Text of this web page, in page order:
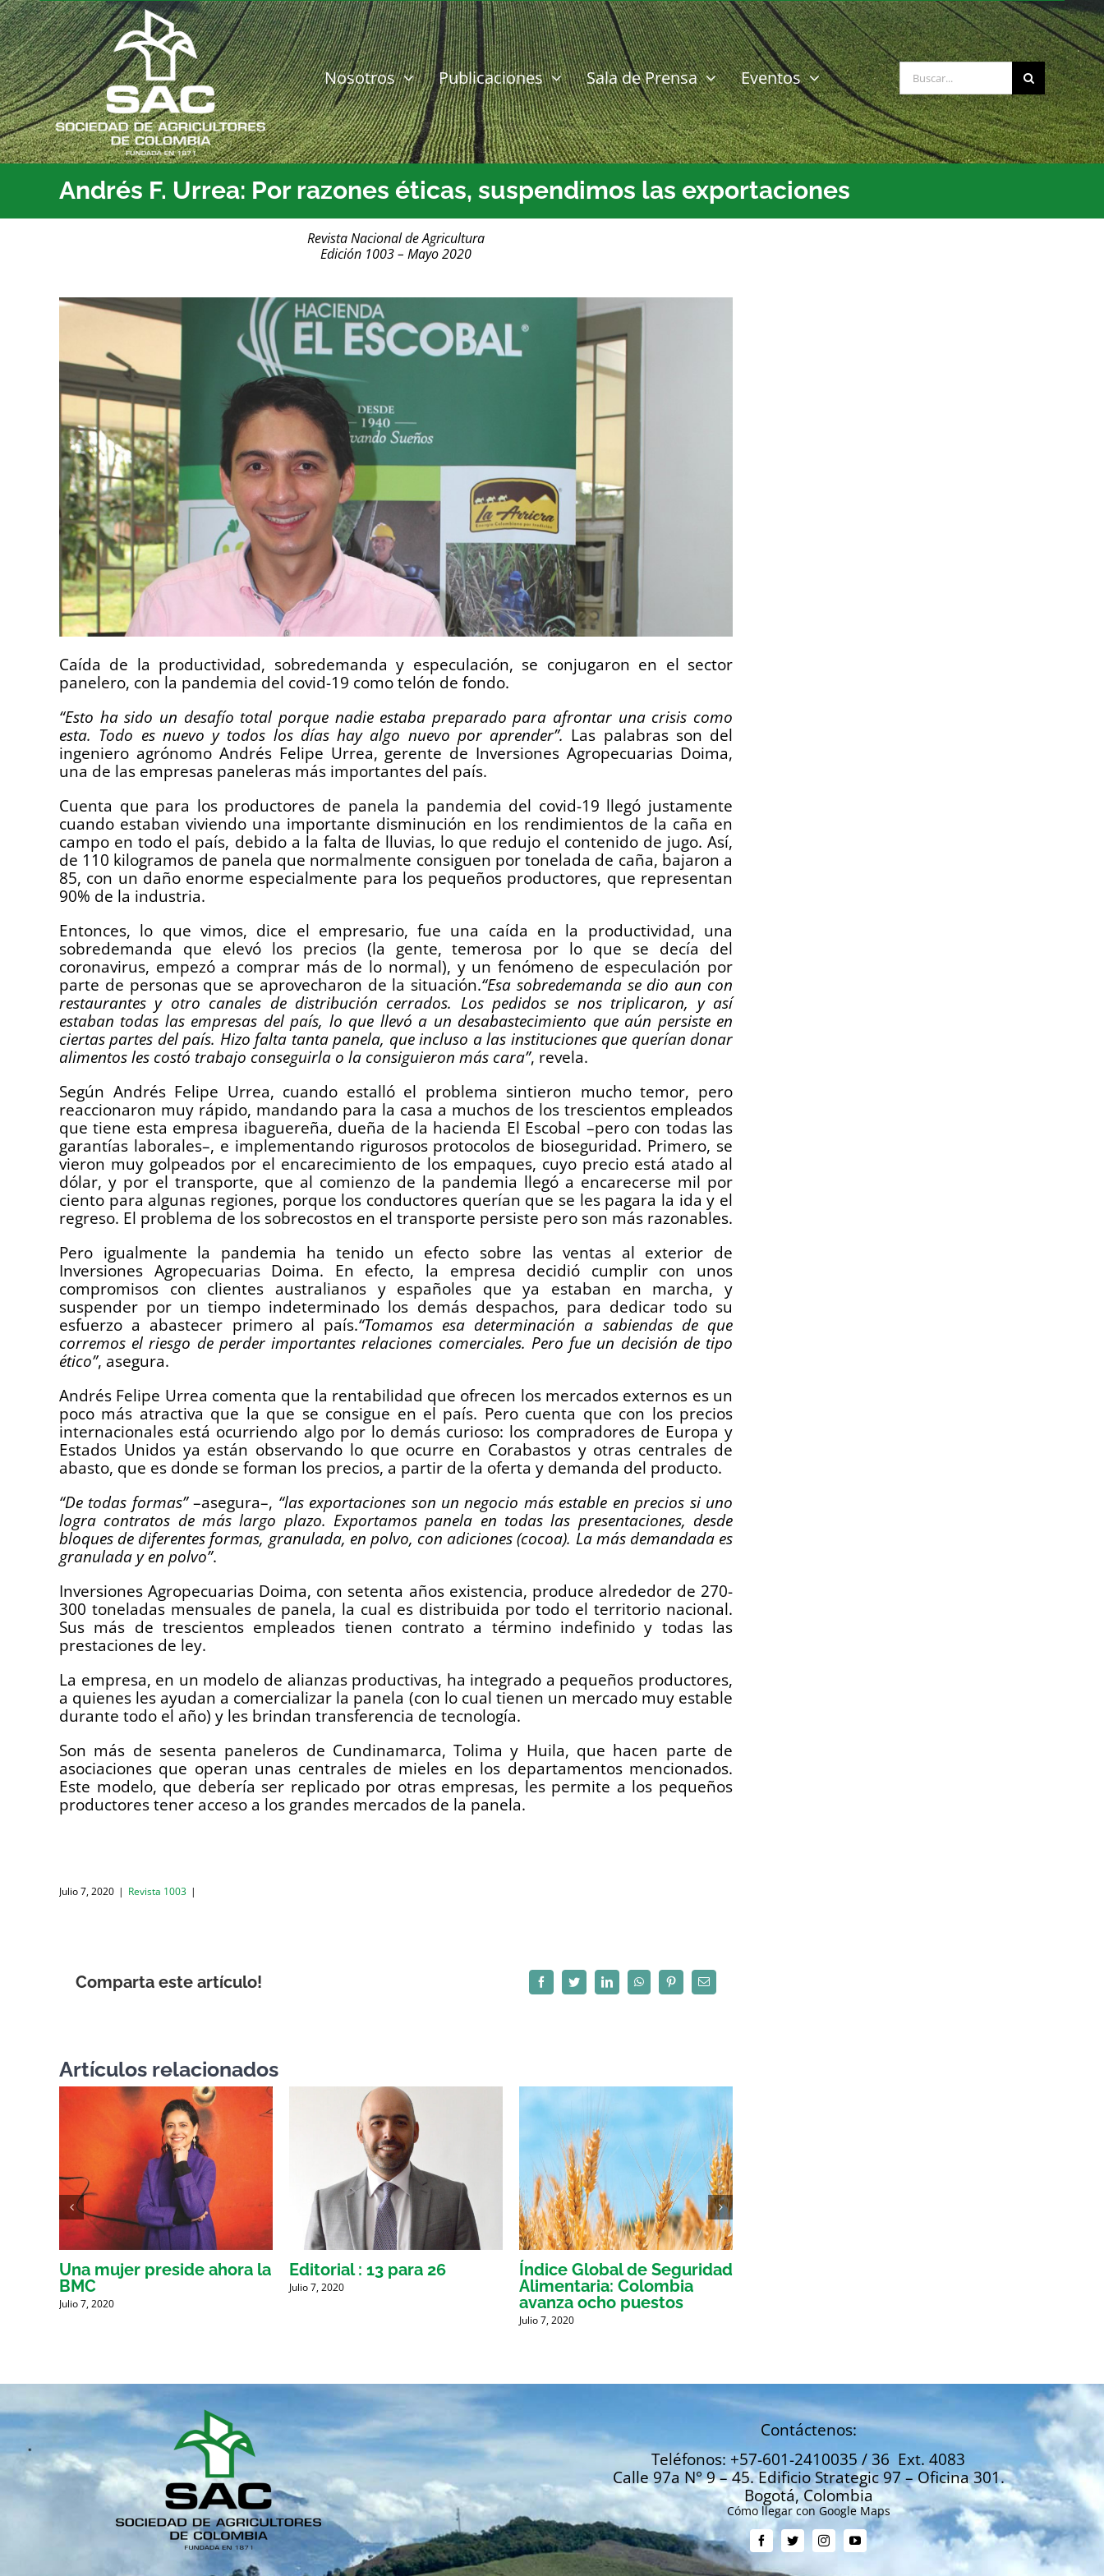
Saltar
al
contenido
Nosotros Publicaciones Sala de Prensa Eventos Buscar:
Andrés F. Urrea: Por razones éticas, suspendimos las exportaciones
Revista Nacional de Agricultura
Edición 1003 – Mayo 2020
Caída de la productividad, sobredemanda y especulación, se conjugaron en el sector
panelero, con la pandemia del covid-19 como telón de fondo.
“Esto ha sido un desafío total porque nadie estaba preparado para afrontar una crisis como
esta. Todo es nuevo y todos los días hay algo nuevo por aprender”. Las palabras son del
ingeniero agrónomo Andrés Felipe Urrea, gerente de Inversiones Agropecuarias Doima,
una de las empresas paneleras más importantes del país.
Cuenta que para los productores de panela la pandemia del covid-19 llegó justamente
cuando estaban viviendo una importante disminución en los rendimientos de la caña en
campo en todo el país, debido a la falta de lluvias, lo que redujo el contenido de jugo. Así,
de 110 kilogramos de panela que normalmente consiguen por tonelada de caña, bajaron a
85, con un daño enorme especialmente para los pequeños productores, que representan
90% de la industria.
Entonces, lo que vimos, dice el empresario, fue una caída en la productividad, una
sobredemanda que elevó los precios (la gente, temerosa por lo que se decía del
coronavirus, empezó a comprar más de lo normal), y un fenómeno de especulación por
parte de personas que se aprovecharon de la situación.“Esa sobredemanda se dio aun con
restaurantes y otro canales de distribución cerrados. Los pedidos se nos triplicaron, y así
estaban todas las empresas del país, lo que llevó a un desabastecimiento que aún persiste en
ciertas partes del país. Hizo falta tanta panela, que incluso a las instituciones que querían donar
alimentos les costó trabajo conseguirla o la consiguieron más cara”, revela.
Según Andrés Felipe Urrea, cuando estalló el problema sintieron mucho temor, pero
reaccionaron muy rápido, mandando para la casa a muchos de los trescientos empleados
que tiene esta empresa ibaguereña, dueña de la hacienda El Escobal –pero con todas las
garantías laborales–, e implementando rigurosos protocolos de bioseguridad. Primero, se
vieron muy golpeados por el encarecimiento de los empaques, cuyo precio está atado al
dólar, y por el transporte, que al comienzo de la pandemia llegó a encarecerse mil por
ciento para algunas regiones, porque los conductores querían que se les pagara la ida y el
regreso. El problema de los sobrecostos en el transporte persiste pero son más razonables.
Pero igualmente la pandemia ha tenido un efecto sobre las ventas al exterior de
Inversiones Agropecuarias Doima. En efecto, la empresa decidió cumplir con unos
compromisos con clientes australianos y españoles que ya estaban en marcha, y
suspender por un tiempo indeterminado los demás despachos, para dedicar todo su
esfuerzo a abastecer primero al país.“Tomamos esa determinación a sabiendas de que
corremos el riesgo de perder importantes relaciones comerciales. Pero fue un decisión de tipo
ético”, asegura.
Andrés Felipe Urrea comenta que la rentabilidad que ofrecen los mercados externos es un
poco más atractiva que la que se consigue en el país. Pero cuenta que con los precios
internacionales está ocurriendo algo por lo demás curioso: los compradores de Europa y
Estados Unidos ya están observando lo que ocurre en Corabastos y otras centrales de
abasto, que es donde se forman los precios, a partir de la oferta y demanda del producto.
“De todas formas”–asegura–, “las exportaciones son un negocio más estable en precios si uno
logra contratos de más largo plazo. Exportamos panela en todas las presentaciones, desde
bloques de diferentes formas, granulada, en polvo, con adiciones (cocoa). La más demandada es
granulada y en polvo”.
Inversiones Agropecuarias Doima, con setenta años existencia, produce alrededor de 270-
300 toneladas mensuales de panela, la cual es distribuida por todo el territorio nacional.
Sus más de trescientos empleados tienen contrato a término indefinido y todas las
prestaciones de ley.
La empresa, en un modelo de alianzas productivas, ha integrado a pequeños productores,
a quienes les ayudan a comercializar la panela (con lo cual tienen un mercado muy estable
durante todo el año) y les brindan transferencia de tecnología.
Son más de sesenta paneleros de Cundinamarca, Tolima y Huila, que hacen parte de
asociaciones que operan unas centrales de mieles en los departamentos mencionados.
Este modelo, que debería ser replicado por otras empresas, les permite a los pequeños
productores tener acceso a los grandes mercados de la panela.
Julio 7, 2020 | Revista 1003 |
Comparta este artículo! FacebookTwitterLinkedInWhatsAppPinterestCorreo
Artículos relacionados
Una mujer preside ahora la
BMC
Julio 7, 2020
Editorial : 13 para 26
Julio 7, 2020
Índice Global de Seguridad
Alimentaria: Colombia
avanza ocho puestos
Julio 7, 2020
Contáctenos:
Teléfonos: +57-601-2410035 / 36 Ext. 4083
Calle 97a N° 9 – 45. Edificio Strategic 97 – Oficina 301.
Bogotá, Colombia
Cómo llegar con Google Maps